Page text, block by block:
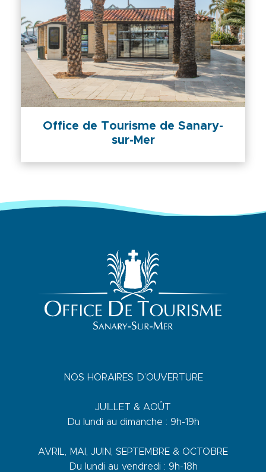
Office de Tourisme de Sanary-
sur-Mer
NOS HORAIRES D’OUVERTURE
JUILLET & AOÛT
Du lundi au dimanche : 9h-19h
AVRIL, MAI, JUIN, SEPTEMBRE & OCTOBRE
Du lundi au vendredi : 9h-18h